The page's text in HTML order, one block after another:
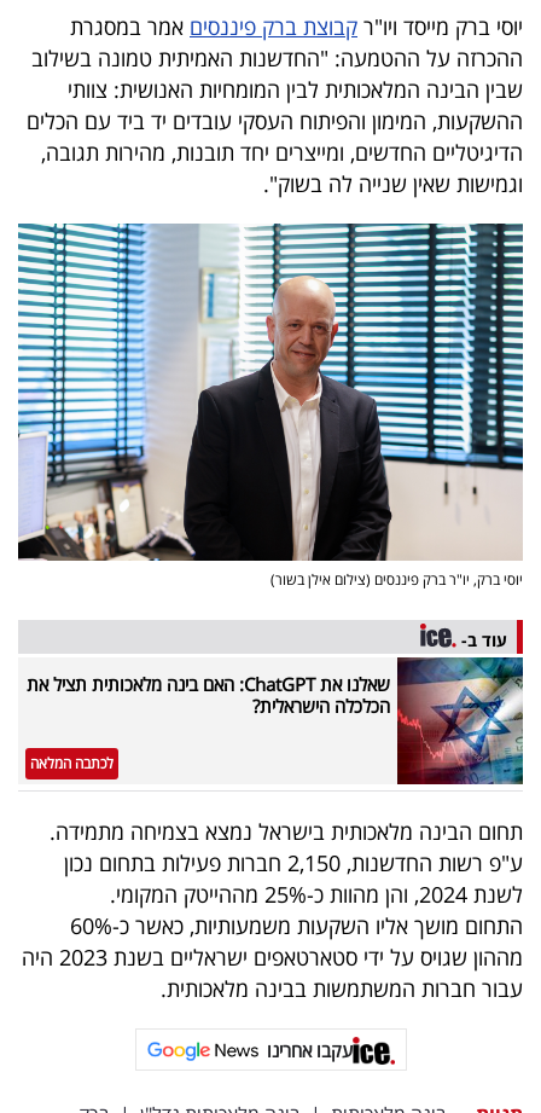
UNDER
40
שיתופי
פעולה
דרושים
ניוזלטרים
מייל
אדום
פרסמו
באייס
עקבו
אחרינו:
יוסי ברק מייסד ויו"ר קבוצת ברק פיננסים אמר במסגרת
ההכרזה על ההטמעה: "החדשנות האמיתית טמונה בשילוב
שבין הבינה המלאכותית לבין המומחיות האנושית: צוותי
ההשקעות, המימון והפיתוח העסקי עובדים יד ביד עם הכלים
הדיגיטליים החדשים, ומייצרים יחד תובנות, מהירות תגובה,
וגמישות שאין שנייה לה בשוק".
יוסי ברק, יו"ר ברק פיננסים (צילום אילן בשור)
עוד ב-
שאלנו את ChatGPT: האם בינה מלאכותית תציל את
הכלכלה הישראלית?
לכתבה המלאה
תחום הבינה מלאכותית בישראל נמצא בצמיחה מתמידה.
ע"פ רשות החדשנות, 2,150 חברות פעילות בתחום נכון
לשנת 2024, והן מהוות כ-25% מההייטק המקומי.
התחום מושך אליו השקעות משמעותיות, כאשר כ-60%
מההון שגויס על ידי סטארטאפים ישראליים בשנת 2023 היה
עבור חברות המשתמשות בבינה מלאכותית.
עקבו אחרינו